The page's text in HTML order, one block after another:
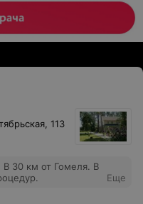
113
30 км от Гомеля. В
Еще